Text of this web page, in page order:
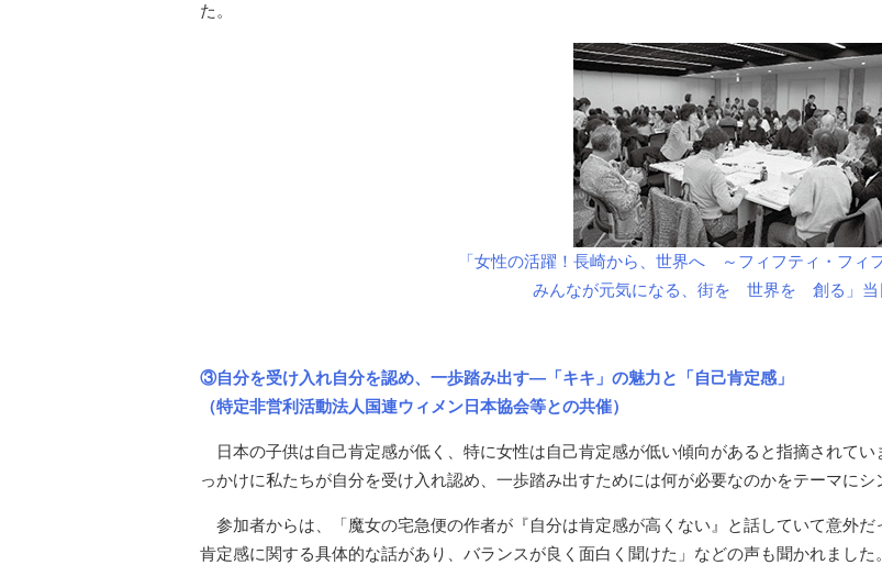
た。
「女性の活躍！長崎から、世界へ ～フィフティ・フィ
みんなが元気になる、街を 世界を 創る」当
③自分を受け入れ自分を認め、一歩踏み出す―「キキ」の魅力と「自己肯定感」
（特定非営利活動法人国連ウィメン日本協会等との共催）
日本の子供は自己肯定感が低く、特に女性は自己肯定感が低い傾向があると指摘されて
っかけに私たちが自分を受け入れ認め、一歩踏み出すためには何が必要なのかをテーマにシ
参加者からは、「魔女の宅急便の作者が『自分は肯定感が高くない』と話していて意外
肯定感に関する具体的な話があり、バランスが良く面白く聞けた」などの声も聞かれました。